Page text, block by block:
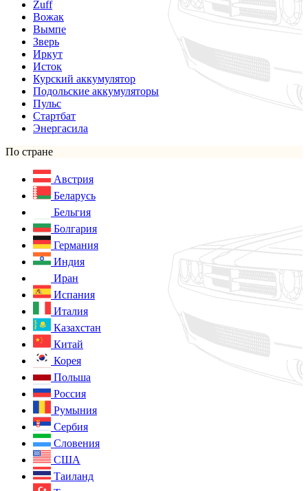
Zuff
Вожак
Вымпе
Зверь
Иркут
Исток
Курский аккумулятор
Подольские аккумуляторы
Пульс
Стартбат
Энергасила
По стране
Австрия
Беларусь
Бельгия
Болгария
Германия
Индия
Иран
Испания
Италия
Казахстан
Китай
Корея
Польша
Россия
Румыния
Сербия
Словения
США
Таиланд